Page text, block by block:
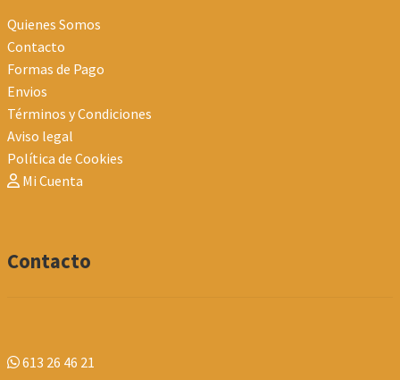
Quienes Somos
Contacto
Formas de Pago
Envios
Términos y Condiciones
Aviso legal
Política de Cookies
Mi Cuenta
Contacto
613 26 46 21